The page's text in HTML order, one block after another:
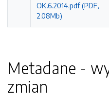
OK.6.2014.pdf (PDF,
2.08Mb)
Metadane -
zmian